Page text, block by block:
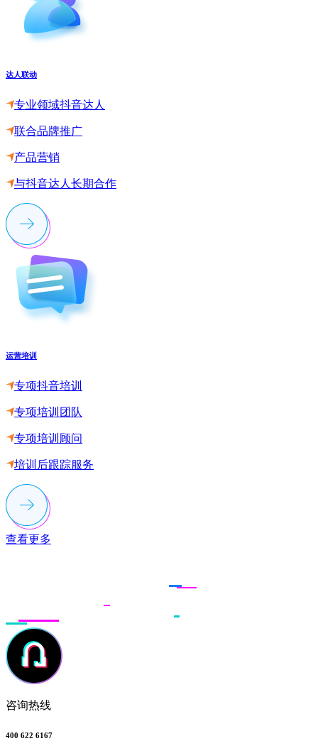
达人联动
专业领域抖音达人
联合品牌推广
产品营销
与抖音达人长期合作
运营培训
专项抖音培训
专项培训团队
专项培训顾问
培训后跟踪服务
查看更多
咨询热线
400 622 6167